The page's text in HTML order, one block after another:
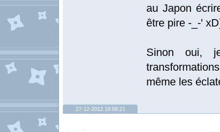
au Japon
être pire -_-'
Sinon oui,
même les
27-12-2012 18:58:21